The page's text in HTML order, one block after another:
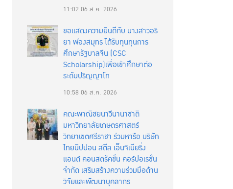
11:02 06 ส.ค. 2026
ขอแสดงความยินดีกับ นางสาวอริ
ยา ฟองสมุทร ได้รับทุนทุนการ
ศึกษารัฐบาลจีน (CSC
Scholarship)เพื่อเข้าศึกษาต่อ
ระดับปริญญาโท
10:58 06 ส.ค. 2026
คณะพาณิชยนาวีนานาชาติ
มหาวิทยาลัยเกษตรศาสตร์
วิทยาเขตศรีราชา ร่วมหารือ บริษัท
ไทยนิปปอน สตีล เอ็นจิเนียริ่ง
แอนด์ คอนสตรัคชั่น คอร์ปอเรชั่น
จำกัด เสริมสร้างความร่วมมือด้าน
วิจัยและพัฒนาบุคลากร